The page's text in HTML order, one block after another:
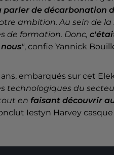
de décarbonation
ambition. Au sein de la
de formation. Donc,
", confie Yannick
embarqués sur cet
technologiques du
en faisant découvrir
Iestyn Harvey